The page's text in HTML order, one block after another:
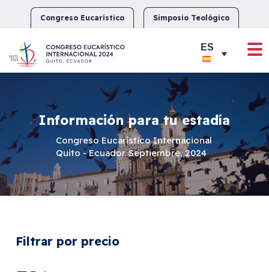
Congreso Eucarístico Simposio Teológico
Información para tu estadía
Congreso Eucarístico Internacional
Quito - Ecuador. Septiembre, 2024
Filtrar por precio